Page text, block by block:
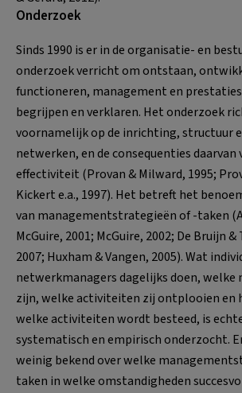
Onderzoek
Sinds 1990 is er in de organisatie- en
onderzoek verricht om ontstaan,
functioneren, management en
begrijpen en verklaren. Het onderzoek
voornamelijk op de inrichting, structuur
netwerken, en de consequenties daarvan
effectiviteit (Provan & Milward, 1995;
Kickert e.a., 1997). Het betreft het
van managementstrategieën of -taken
McGuire, 2001; McGuire, 2002; De Bruijn
2007; Huxham & Vangen, 2005). Wat
netwerkmanagers dagelijks doen,
zijn, welke activiteiten zij ontplooien en
welke activiteiten wordt besteed, is
systematisch en empirisch onderzocht.
weinig bekend over welke
taken in welke omstandigheden